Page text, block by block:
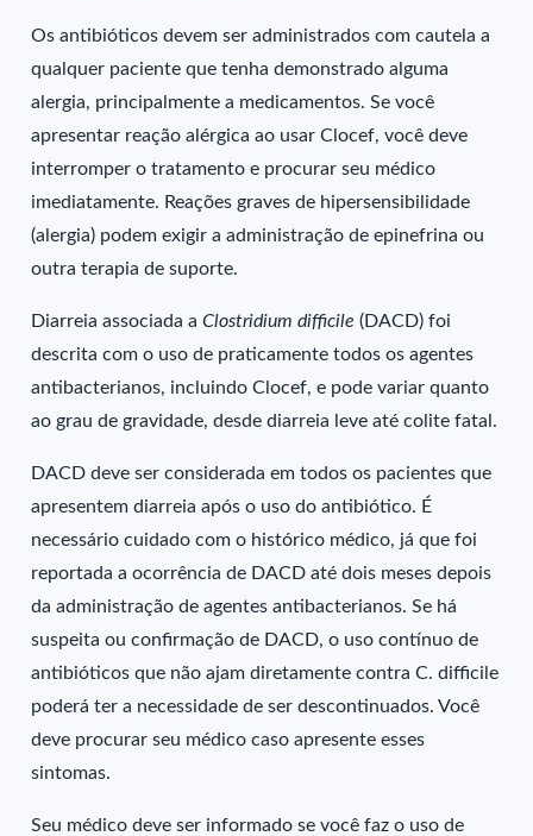
Os antibióticos devem ser administrados com cautela a
qualquer paciente que tenha demonstrado alguma
alergia, principalmente a medicamentos. Se você
apresentar reação alérgica ao usar Clocef, você deve
interromper o tratamento e procurar seu médico
imediatamente. Reações graves de hipersensibilidade
(alergia) podem exigir a administração de epinefrina ou
outra terapia de suporte.
Diarreia associada aClostridium difficile (DACD) foi
descrita com o uso de praticamente todos os agentes
antibacterianos, incluindo Clocef, e pode variar quanto
ao grau de gravidade, desde diarreia leve até colite fatal.
DACD deve ser considerada em todos os pacientes que
apresentem diarreia após o uso do antibiótico. É
necessário cuidado com o histórico médico, já que foi
reportada a ocorrência de DACD até dois meses depois
da administração de agentes antibacterianos. Se há
suspeita ou confirmação de DACD, o uso contínuo de
antibióticos que não ajam diretamente contra C. difficile
poderá ter a necessidade de ser descontinuados. Você
deve procurar seu médico caso apresente esses
sintomas.
Seu médico deve ser informado se você faz o uso de